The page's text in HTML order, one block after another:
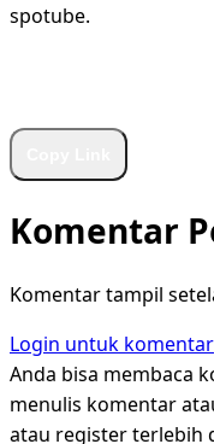
spotube.
Komentar
Komentar tampil
Login untuk komentar
Anda bisa membaca
menulis komentar
atau register terlebih